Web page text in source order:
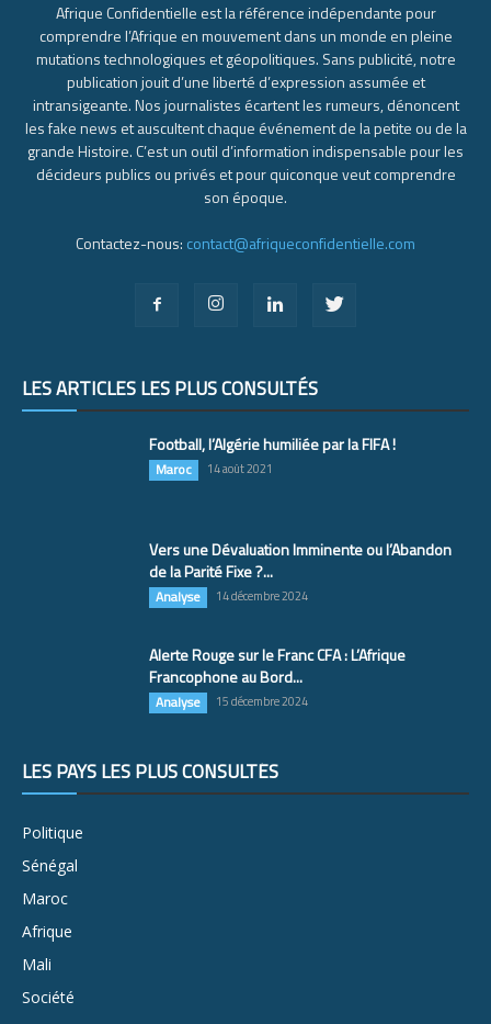
Afrique Confidentielle est la référence indépendante pour
comprendre l’Afrique en mouvement dans un monde en pleine
mutations technologiques et géopolitiques. Sans publicité, notre
publication jouit d’une liberté d’expression assumée et
intransigeante. Nos journalistes écartent les rumeurs, dénoncent
les fake news et auscultent chaque événement de la petite ou de la
grande Histoire. C’est un outil d’information indispensable pour les
décideurs publics ou privés et pour quiconque veut comprendre
son époque.
Contactez-nous: contact@afriqueconfidentielle.com
LES ARTICLES LES PLUS CONSULTÉS
Football, l’Algérie humiliée par la FIFA !
Maroc 14 août 2021
Vers une Dévaluation Imminente ou l’Abandon
de la Parité Fixe ?...
Analyse 14 décembre 2024
Alerte Rouge sur le Franc CFA : L’Afrique
Francophone au Bord...
Analyse 15 décembre 2024
LES PAYS LES PLUS CONSULTÉS
Politique
Sénégal
Maroc
Afrique
Mali
Société